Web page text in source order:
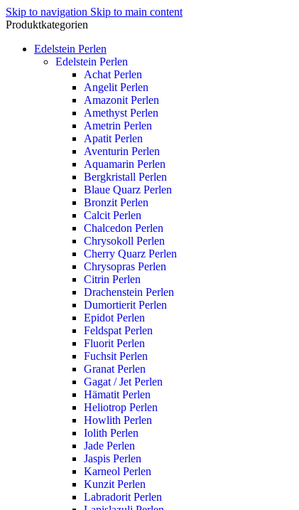
Skip to navigation Skip to main content
Produktkategorien
Edelstein Perlen
Edelstein Perlen
Achat Perlen
Angelit Perlen
Amazonit Perlen
Amethyst Perlen
Ametrin Perlen
Apatit Perlen
Aventurin Perlen
Aquamarin Perlen
Bergkristall Perlen
Blaue Quarz Perlen
Bronzit Perlen
Calcit Perlen
Chalcedon Perlen
Chrysokoll Perlen
Cherry Quarz Perlen
Chrysopras Perlen
Citrin Perlen
Drachenstein Perlen
Dumortierit Perlen
Epidot Perlen
Feldspat Perlen
Fluorit Perlen
Fuchsit Perlen
Granat Perlen
Gagat / Jet Perlen
Hämatit Perlen
Heliotrop Perlen
Howlith Perlen
Iolith Perlen
Jade Perlen
Jaspis Perlen
Karneol Perlen
Kunzit Perlen
Labradorit Perlen